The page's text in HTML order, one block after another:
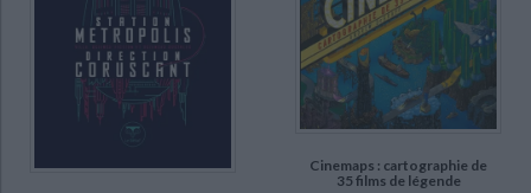
Marx, René (13)
Gutman, Pierre-Simon (12)
Jullier, Laurent (12)
Cinemaps : cartographie de
35 films de légende